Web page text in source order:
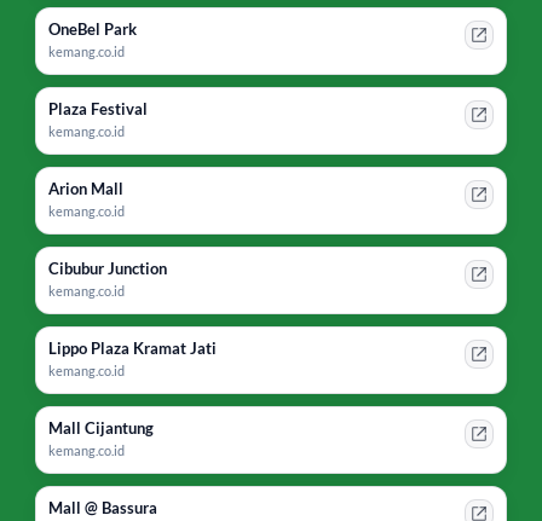
OneBel Park
kemang.co.id
Plaza Festival
kemang.co.id
Arion Mall
kemang.co.id
Cibubur Junction
kemang.co.id
Lippo Plaza Kramat Jati
kemang.co.id
Mall Cijantung
kemang.co.id
Mall @ Bassura